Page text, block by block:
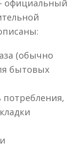
официальный
(обычно
бытовых